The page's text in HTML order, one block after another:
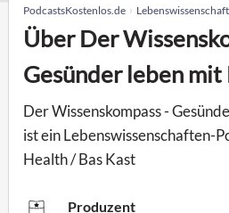
PodcastsKostenlos.de
Über Der
Gesünder leben mit
Der Wissenskompass -
ist ein Lebenswissenschaften-
Health / Bas Kast
Produzent